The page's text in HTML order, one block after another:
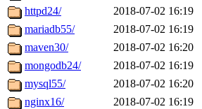
httpd24/
2018-07-02 16:19
mariadb55/
2018-07-02 16:19
maven30/
2018-07-02 16:20
mongodb24/
2018-07-02 16:19
mysql55/
2018-07-02 16:20
nginx16/
2018-07-02 16:19